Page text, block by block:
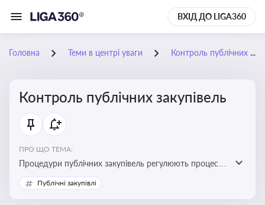
ВХІД ДО LIGA360
Головна Теми в центрі уваги Контроль публічних закупівель
Контроль публічних закупівель
ПРО ЩО ТЕМА:
Процедури публічних закупівель регулюють процес
придбання товарів, робіт і послуг державними
органами та підприємствами. Розуміння цих
Публічні закупівлі